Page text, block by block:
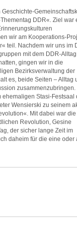
DDR«. Ziel war
wir am Kooperations-
teil. Nachdem wir uns im
mit dem DDR-
gingen wir in die
Bezirksverwaltung der
es, beide Seiten – Alltag
zusammenzubringen.
Stasi-Festsaal
Wensierski zu seinem
Mit dabei war die
Revolution, Gesine
der sicher lange Zeit im
daheim für die eine oder